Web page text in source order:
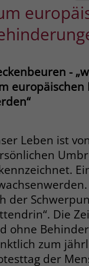
-
europäischen
Leben ist
der
Die
ohne
zum
der